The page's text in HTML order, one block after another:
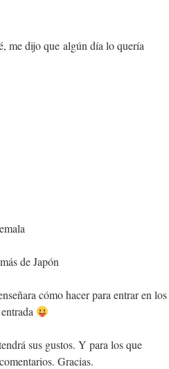
me dijo que algún día lo quería
de Japón
cómo hacer para entrar en los
sus gustos. Y para los que
Gracias.